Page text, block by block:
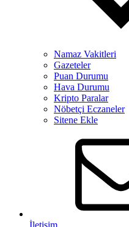
Namaz Vakitleri
Gazeteler
Puan Durumu
Hava Durumu
Kripto Paralar
Nöbetçi Eczaneler
Sitene Ekle
İletişim